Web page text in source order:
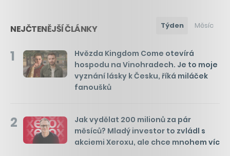
NEJČTENĚJŠÍ ČLÁNKY Týden Měsíc
1
Hvězda Kingdom Come otevírá
hospodu na Vinohradech. Je to moje
vyznání lásky k Česku, říká miláček
fanoušků
2
Jak vydělat 200 milionů za pár
měsíců? Mladý investor to zvládl s
akciemi Xeroxu, ale chce mnohem víc